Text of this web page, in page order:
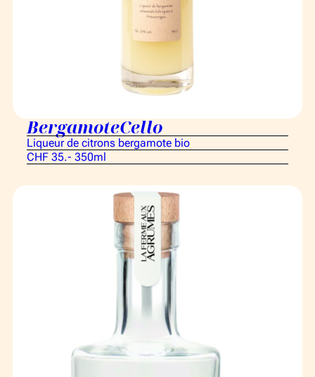
BergamoteCello
Liqueur de citrons bergamote bio
CHF 35.- 350ml